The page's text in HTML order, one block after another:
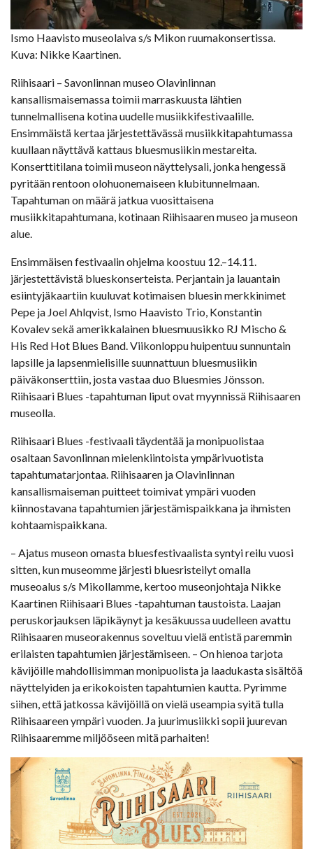
Ismo Haavisto museolaiva s/s Mikon ruumakonsertissa.
Kuva: Nikke Kaartinen.
Riihisaari – Savonlinnan museo Olavinlinnan
kansallismaisemassa toimii marraskuusta lähtien
tunnelmallisena kotina uudelle musiikkifestivaalille.
Ensimmäistä kertaa järjestettävässä musiikkitapahtumassa
kuullaan näyttävä kattaus bluesmusiikin mestareita.
Konserttitilana toimii museon näyttelysali, jonka hengessä
pyritään rentoon olohuonemaiseen klubitunnelmaan.
Tapahtuman on määrä jatkua vuosittaisena
musiikkitapahtumana, kotinaan Riihisaaren museo ja museon
alue.
Ensimmäisen festivaalin ohjelma koostuu 12.–14.11.
järjestettävistä blueskonserteista. Perjantain ja lauantain
esiintyjäkaartiin kuuluvat kotimaisen bluesin merkkinimet
Pepe ja Joel Ahlqvist, Ismo Haavisto Trio, Konstantin
Kovalev sekä amerikkalainen bluesmuusikko RJ Mischo &
His Red Hot Blues Band. Viikonloppu huipentuu sunnuntain
lapsille ja lapsenmielisille suunnattuun bluesmusiikin
päiväkonserttiin, josta vastaa duo Bluesmies Jönsson.
Riihisaari Blues -tapahtuman liput ovat myynnissä Riihisaaren
museolla.
Riihisaari Blues -festivaali täydentää ja monipuolistaa
osaltaan Savonlinnan mielenkiintoista ympärivuotista
tapahtumatarjontaa. Riihisaaren ja Olavinlinnan
kansallismaiseman puitteet toimivat ympäri vuoden
kiinnostavana tapahtumien järjestämispaikkana ja ihmisten
kohtaamispaikkana.
– Ajatus museon omasta bluesfestivaalista syntyi reilu vuosi
sitten, kun museomme järjesti bluesristeilyt omalla
museoalus s/s Mikollamme, kertoo museonjohtaja Nikke
Kaartinen Riihisaari Blues -tapahtuman taustoista. Laajan
peruskorjauksen läpikäynyt ja kesäkuussa uudelleen avattu
Riihisaaren museorakennus soveltuu vielä entistä paremmin
erilaisten tapahtumien järjestämiseen. – On hienoa tarjota
kävijöille mahdollisimman monipuolista ja laadukasta sisältöä
näyttelyiden ja erikokoisten tapahtumien kautta. Pyrimme
siihen, että jatkossa kävijöillä on vielä useampia syitä tulla
Riihisaareen ympäri vuoden. Ja juurimusiikki sopii juurevan
Riihisaaremme miljööseen mitä parhaiten!